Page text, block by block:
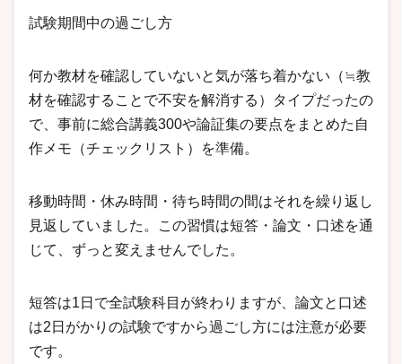
試験期間中の過ごし方
何か教材を確認していないと気が落ち着かない（≒教
材を確認することで不安を解消する）タイプだったの
で、事前に総合講義300や論証集の要点をまとめた自
作メモ（チェックリスト）を準備。
移動時間・休み時間・待ち時間の間はそれを繰り返し
見返していました。この習慣は短答・論文・口述を通
じて、ずっと変えませんでした。
短答は1日で全試験科目が終わりますが、論文と口述
は2日がかりの試験ですから過ごし方には注意が必要
です。